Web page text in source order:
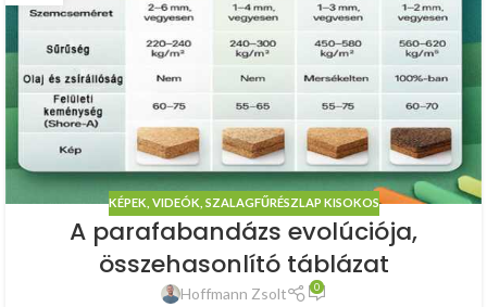
KÉPEK, VIDEÓK SZALAGFŰRÉSZLAP KISOKOS
A parafabandázs evolúciója,
összehasonlító táblázat
Hoffmann Zsolt 0